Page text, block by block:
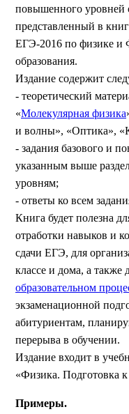
повышенного уровней
представленный в
ЕГЭ-2016 по физике и
образования.
Издание содержит
- теоретический
«Молекулярная физика
и волны», «Оптика»,
- задания базового и
указанным выше
уровням;
- ответы ко всем
Книга будет полезна
отработки навыков и
сдачи ЕГЭ, для
классе и дома, а также
образовательном
экзаменационной
абитуриентам,
перерыва в обучении.
Издание входит в
«Физика. Подготовка
Примеры.